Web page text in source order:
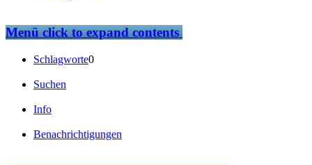
Menüclick to expand contents
Schlagworte0
Suchen
Info
Benachrichtigungen